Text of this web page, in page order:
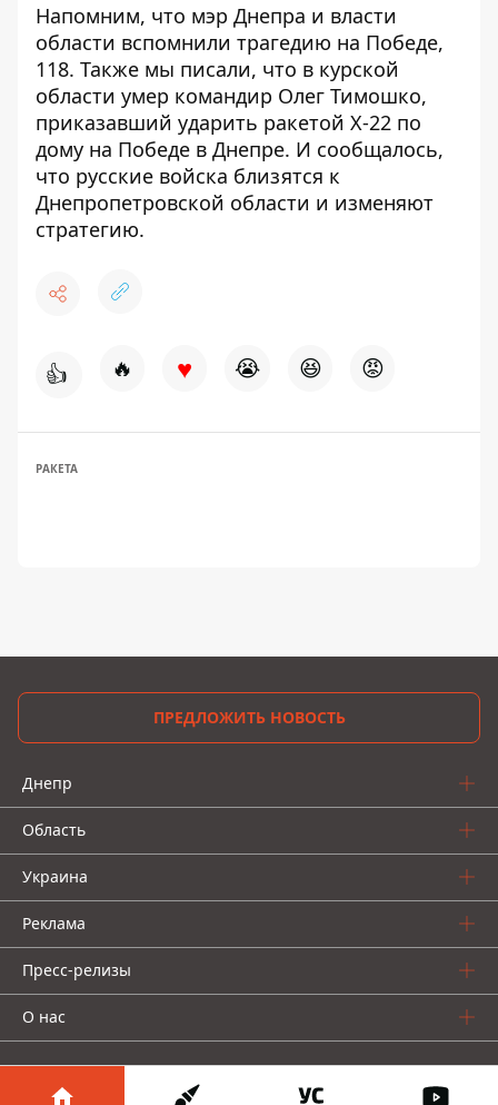
Напомним, что мэр Днепра и власти
области вспомнили трагедию на Победе,
118. Также мы писали, что в курской
области умер командир Олег Тимошко,
приказавший ударить ракетой Х-22 по
дому на Победе в Днепре. И сообщалось,
что русские войска близятся к
Днепропетровской области и изменяют
стратегию.
👍 🔥 ♥ 😭 😆 😡
РАКЕТА
ПРЕДЛОЖИТЬ НОВОСТЬ
Днепр
Область
Украина
Реклама
Пресс-релизы
О нас